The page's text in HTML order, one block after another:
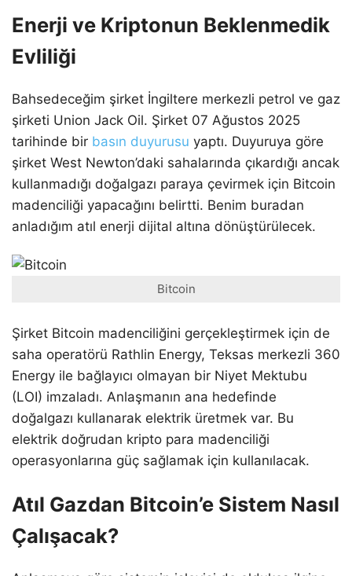
Enerji ve Kriptonun Beklenmedik
Evliliği
Bahsedeceğim şirket İngiltere merkezli petrol ve gaz
şirketi Union Jack Oil. Şirket 07 Ağustos 2025
tarihinde bir basın duyurusu yaptı. Duyuruya göre
şirket West Newton’daki sahalarında çıkardığı ancak
kullanmadığı doğalgazı paraya çevirmek için Bitcoin
madenciliği yapacağını belirtti. Benim buradan
anladığım atıl enerji dijital altına dönüştürülecek.
Bitcoin
Şirket Bitcoin madenciliğini gerçekleştirmek için de
saha operatörü Rathlin Energy, Teksas merkezli 360
Energy ile bağlayıcı olmayan bir Niyet Mektubu
(LOI) imzaladı. Anlaşmanın ana hedefinde
doğalgazı kullanarak elektrik üretmek var. Bu
elektrik doğrudan kripto para madenciliği
operasyonlarına güç sağlamak için kullanılacak.
Atıl Gazdan Bitcoin’e Sistem Nasıl
Çalışacak?